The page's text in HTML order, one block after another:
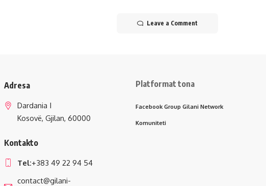
Leave a Comment
Adresa
Dardania I
Kosovë, Gjilan, 60000
Kontakto
Tel:+383 49 22 94 54
contact@gilani-
Platformat tona
Facebook Group Gilani Network
Komuniteti